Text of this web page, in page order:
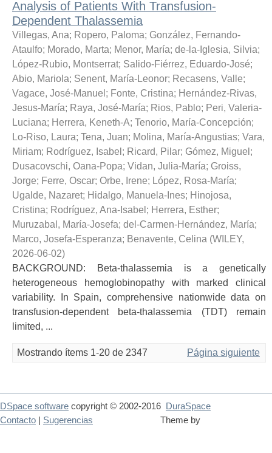
Analysis of Patients With Transfusion-
Dependent Thalassemia
Villegas, Ana; Ropero, Paloma; González, Fernando-
Ataulfo; Morado, Marta; Menor, María; de-la-Iglesia, Silvia;
López-Rubio, Montserrat; Salido-Fiérrez, Eduardo-José;
Abio, Mariola; Senent, María-Leonor; Recasens, Valle;
Vagace, José-Manuel ; Fonte, Cristina; Hernández-Rivas,
Jesus-María; Raya, José-María; Rios, Pablo; Peri, Valeria-
Luciana; Herrera, Keneth-A; Tenorio, María-Concepción;
Lo-Riso, Laura; Tena, Juan; Molina, María-Angustias; Vara,
Miriam; Rodríguez, Isabel ; Ricard, Pilar; Gómez, Miguel ;
Dusacovschi, Oana-Popa; Vidan, Julia-María; Groiss,
Jorge; Ferre, Oscar; Orbe, Irene; López, Rosa-María;
Ugalde, Nazaret; Hidalgo, Manuela-Ines; Hinojosa,
Cristina; Rodríguez, Ana-Isabel ; Herrera, Esther;
Muruzabal, María-Josefa; del-Carmen-Hernández, María;
Marco, Josefa-Esperanza; Benavente, Celina (WILEY,
2026-06-02)
BACKGROUND: Beta-thalassemia is a genetically
heterogeneous hemoglobinopathy with marked clinical
variability. In Spain, comprehensive nationwide data on
transfusion-dependent beta-thalassemia (TDT) remain
limited, ...
Mostrando ítems 1-20 de 2347 Página siguiente
DSpace software copyright © 2002-2016
DuraSpace
Theme by
Contacto Sugerencias